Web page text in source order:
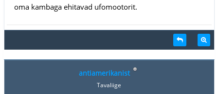
oma kambaga ehitavad ufomootorit.
antiamerikanist
Tavaliige